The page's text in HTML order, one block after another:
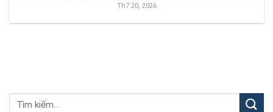
Th7 20, 2026